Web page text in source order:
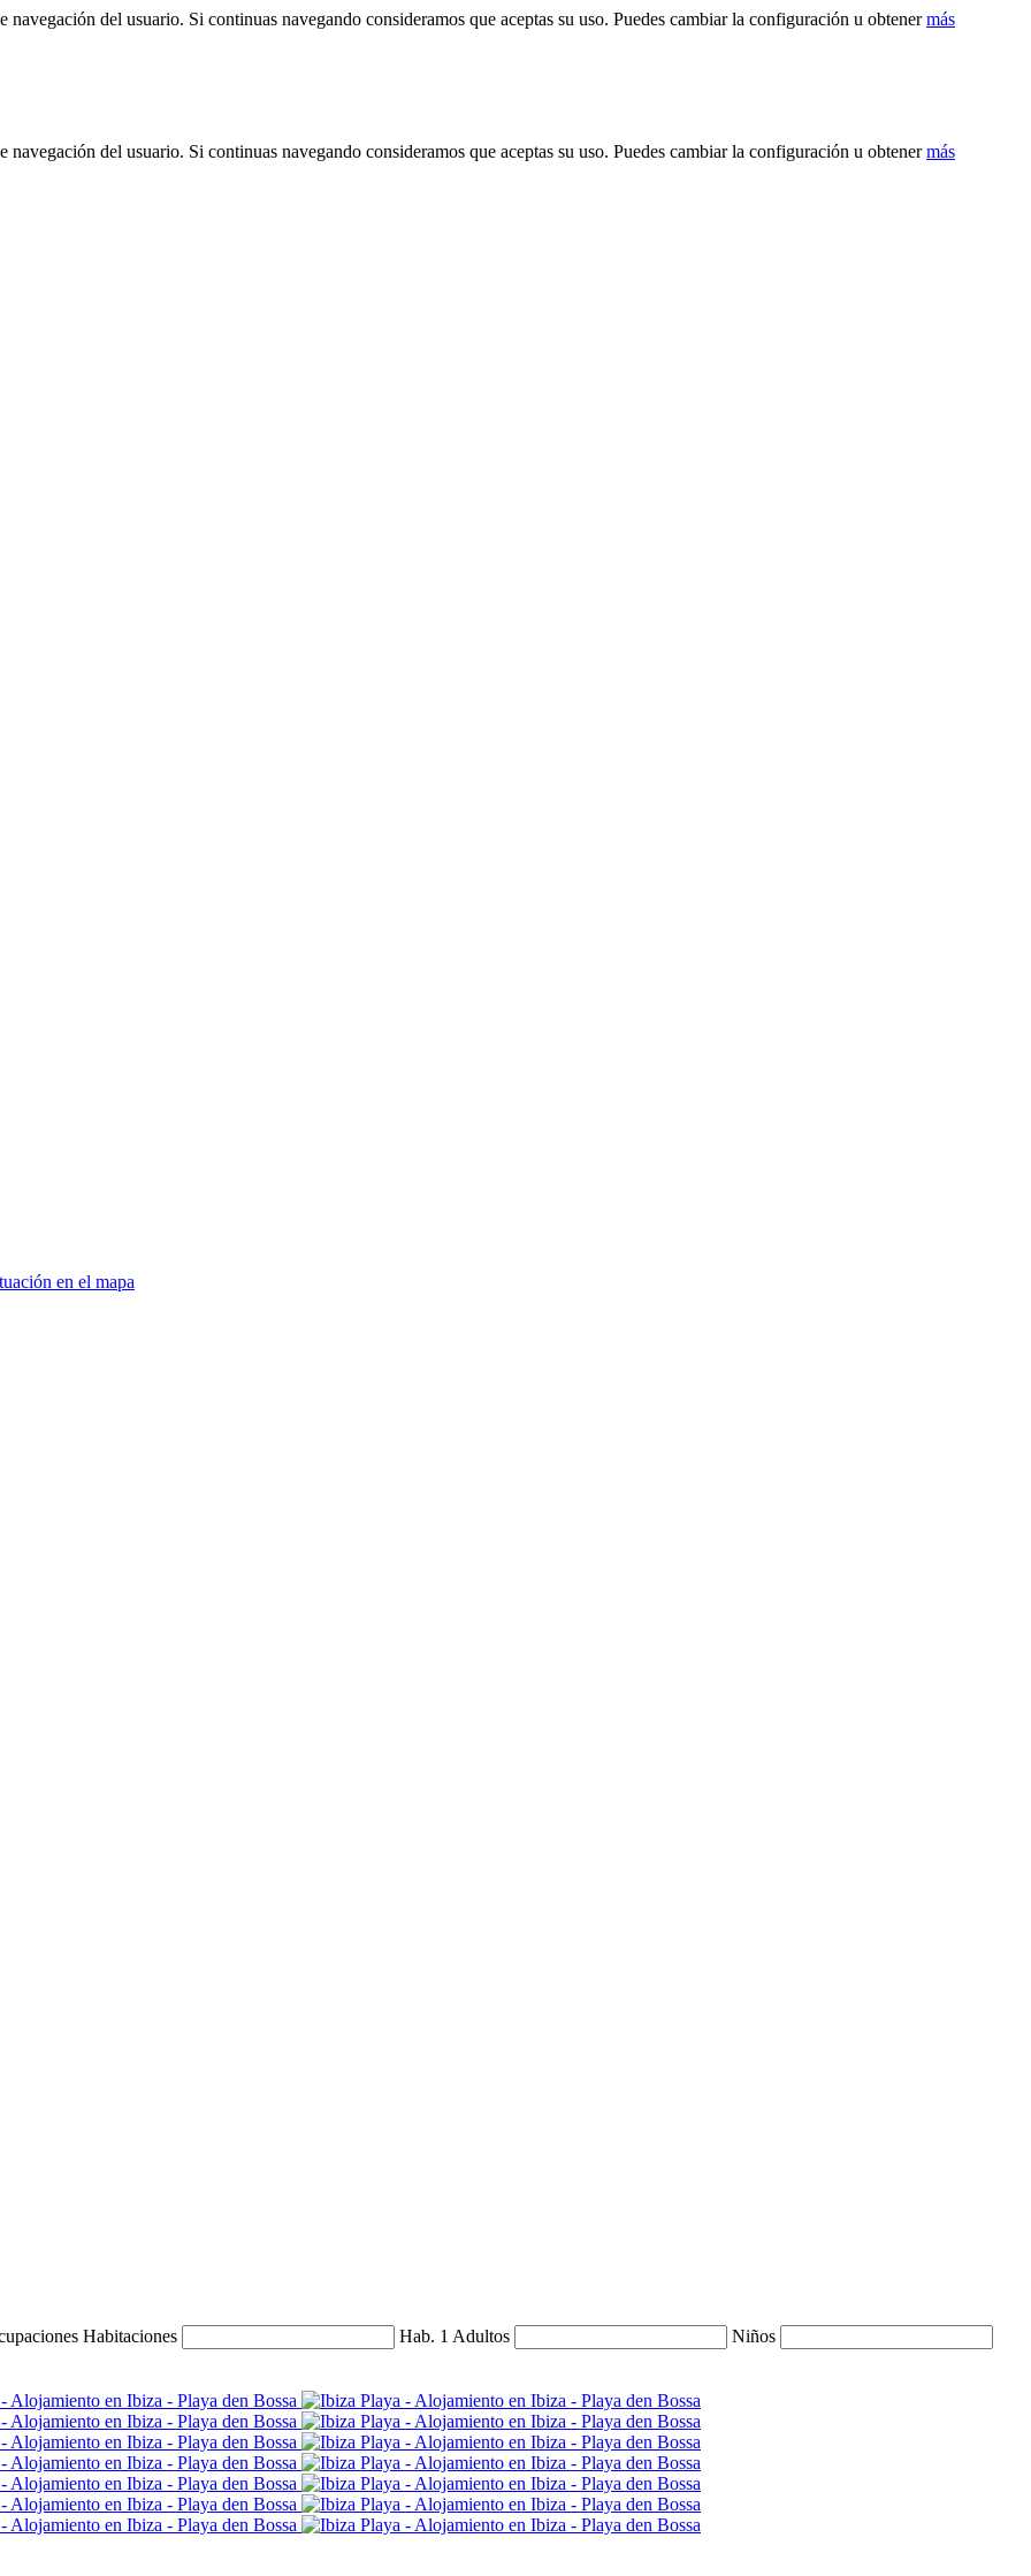
del usuario. Si continuas navegando consideramos que aceptas su uso. Puedes cambiar la configuración u obtenermás
del usuario. Si continuas navegando consideramos que aceptas su uso. Puedes cambiar la configuración u obtenermás
en el mapa
Habitaciones Hab. 1 Adultos Niños